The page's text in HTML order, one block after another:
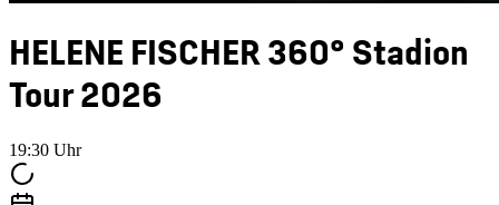
HELENE FISCHER 360° Stadion
Tour 2026
19:30 Uhr